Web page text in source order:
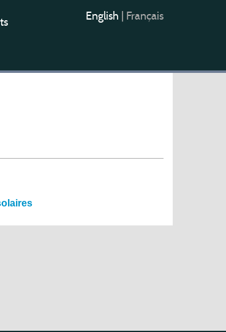
English Français